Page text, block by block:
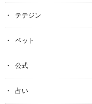
テテジン
ペット
公式
占い